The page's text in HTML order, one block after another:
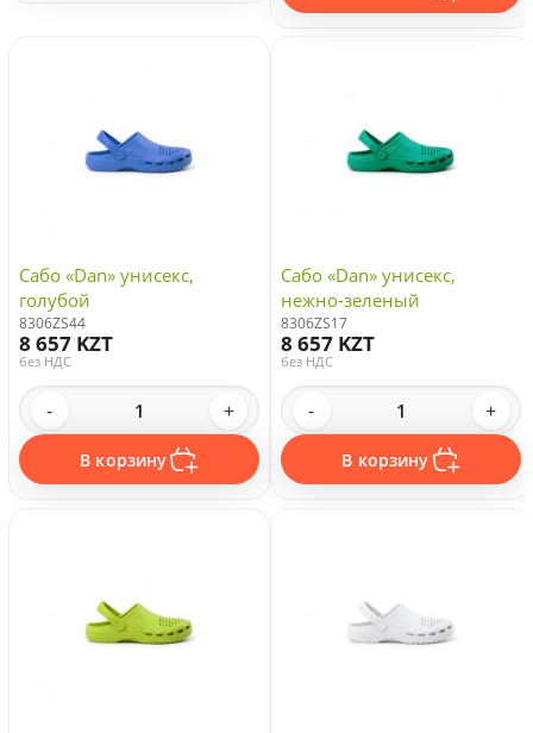
Сабо «Dan» унисекс,
голубой
8306ZS44
8 657 KZT
без НДС
- +
В корзину
Сабо «Dan» унисекс,
нежно-зеленый
8306ZS17
8 657 KZT
без НДС
- +
В корзину